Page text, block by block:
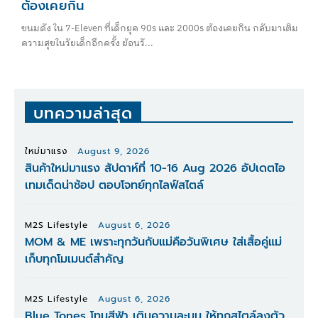
ต้องเคยกิน
ขนมดัง ใน 7-Eleven ที่เด็กยุค 90s และ 2000s ต้องเคยกิน กลับมาเติม
ความสุขในวัยเด็กอีกครั้ง ย้อนวั...
บทความล่าสุด
ใหม่มาแรง August 9, 2026
สินค้าใหม่มาแรง สัปดาห์ที่ 10-16 Aug 2026 อัปเดตไอ
เทมเด็ดน่าช้อป ตอบโจทย์ทุกไลฟ์สไตล์
M2S Lifestyle August 6, 2026
MOM & ME เพราะทุกวันกับแม่คือวันพิเศษ ใส่เสื้อคู่แม่
เก็บทุกโมเมนต์สำคัญ
M2S Lifestyle August 6, 2026